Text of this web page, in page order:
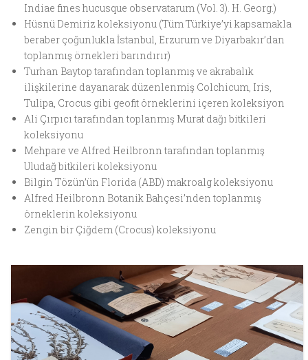
Indiae fines hucusque observatarum (Vol. 3). H. Georg.)
Hüsnü Demiriz koleksiyonu (Tüm Türkiye’yi kapsamakla
beraber çoğunlukla İstanbul, Erzurum ve Diyarbakır’dan
toplanmış örnekleri barındırır)
Turhan Baytop tarafından toplanmış ve akrabalık
ilişkilerine dayanarak düzenlenmiş Colchicum, Iris,
Tulipa, Crocus gibi geofit örneklerini içeren koleksiyon
Ali Çırpıcı tarafından toplanmış Murat dağı bitkileri
koleksiyonu
Mehpare ve Alfred Heilbronn tarafından toplanmış
Uludağ bitkileri koleksiyonu
Bilgin Tözün’ün Florida (ABD) makroalg koleksiyonu
Alfred Heilbronn Botanik Bahçesi’nden toplanmış
örneklerin koleksiyonu
Zengin bir Çiğdem (Crocus) koleksiyonu